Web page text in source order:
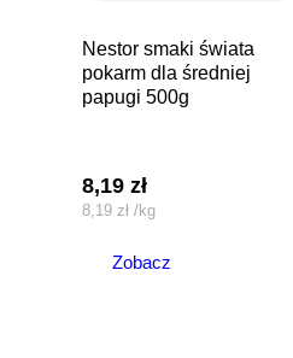
nestor smaki świata
pokarm dla średniej
papugi 500g
8,19zł
8,19zł /kg
Zobacz